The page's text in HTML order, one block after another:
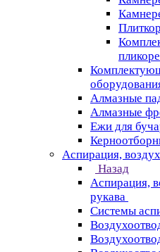
Алмазные
Алмазные
Ежи для
Аспирация,
Назад
Аспирация,
рукава
Системы